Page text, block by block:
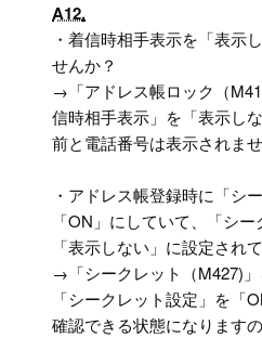
A12
・着信時相手表示を「表示
せんか？
→「アドレス帳ロック（
信時相手表示」を「表示し
前と電話番号は表示されませ
・アドレス帳登録時に「シ
「ON」にしていて、「シ
「表示しない」に設定され
→「シークレット（M427)
「シークレット設定」を「
確認できる状態になります